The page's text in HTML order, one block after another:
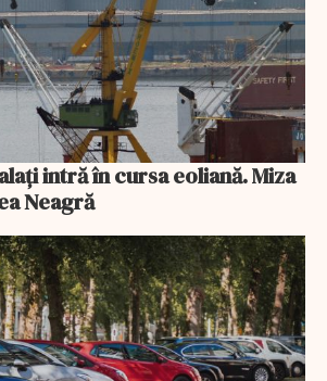
intră în cursa eoliană. Miza
Neagră